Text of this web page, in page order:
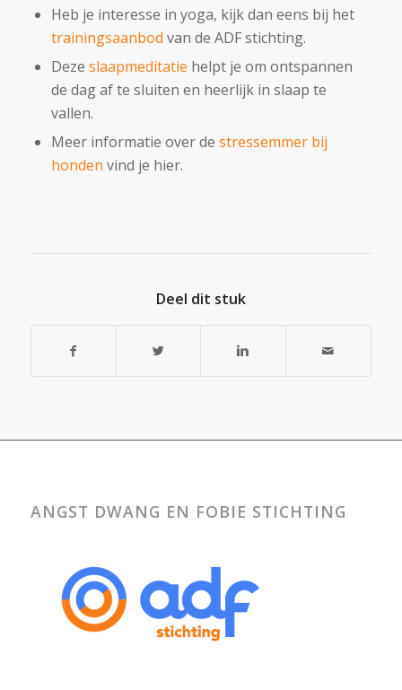
Heb je interesse in yoga, kijk dan eens bij het
trainingsaanbod van de ADF stichting.
Deze slaapmeditatie helpt je om ontspannen
de dag af te sluiten en heerlijk in slaap te
vallen.
Meer informatie over de stressemmer bij
honden vind je hier.
Deel dit stuk
ANGST DWANG EN FOBIE STICHTING